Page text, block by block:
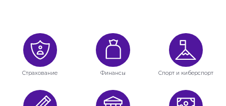
Страхование Финансы Спорт и киберспорт